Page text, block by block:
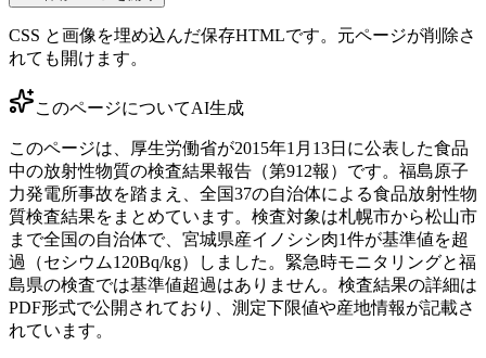
CSS と画像を埋め込んだ保存HTMLです。元ページが削除さ
れても開けます。
このページについてAI生成
このページは、厚生労働省が2015年1月13日に公表した食品
中の放射性物質の検査結果報告（第912報）です。福島原子
力発電所事故を踏まえ、全国37の自治体による食品放射性物
質検査結果をまとめています。検査対象は札幌市から松山市
まで全国の自治体で、宮城県産イノシシ肉1件が基準値を超
過（セシウム120Bq/kg）しました。緊急時モニタリングと福
島県の検査では基準値超過はありません。検査結果の詳細は
PDF形式で公開されており、測定下限値や産地情報が記載さ
れています。